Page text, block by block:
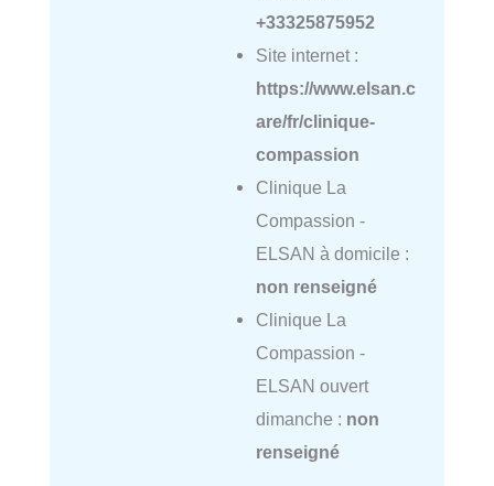
+33325875952
Site internet :
https://www.elsan.c
are/fr/clinique-
compassion
Clinique La
Compassion -
ELSAN à domicile :
non renseigné
Clinique La
Compassion -
ELSAN ouvert
dimanche : non
renseigné